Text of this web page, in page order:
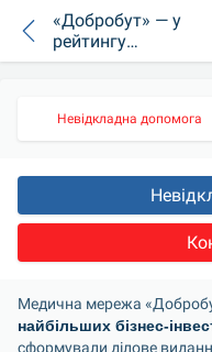
«Добробут» — у
рейтингу
найбільших бізнес-
Невідкладна допомога
Медична мережа
найбільших бізнес-
сформували ділове